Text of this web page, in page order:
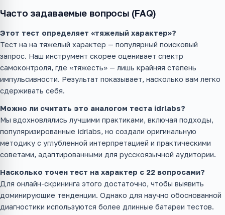
Часто задаваемые вопросы (FAQ)
Этот тест определяет «тяжелый характер»?
Тест на на тяжелый характер — популярный поисковый
запрос. Наш инструмент скорее оценивает спектр
самоконтроля, где «тяжесть» — лишь крайняя степень
импульсивности. Результат показывает, насколько вам легко
сдерживать себя.
Можно ли считать это аналогом теста idrlabs?
Мы вдохновлялись лучшими практиками, включая подходы,
популяризированные idrlabs, но создали оригинальную
методику с углубленной интерпретацией и практическими
советами, адаптированными для русскоязычной аудитории.
Насколько точен тест на характер с 22 вопросами?
Для онлайн-скрининга этого достаточно, чтобы выявить
доминирующие тенденции. Однако для научно обоснованной
диагностики используются более длинные батареи тестов.